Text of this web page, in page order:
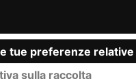
sulla raccolta
tue preferenze relative